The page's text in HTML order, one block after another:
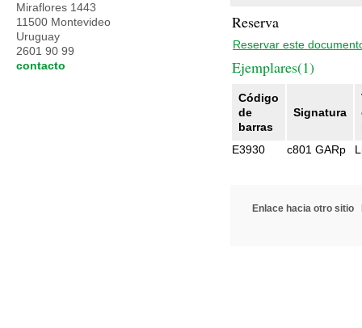
Reserva
Reservar este
Ejemplares(1)
Código
de
barras
Signatura
E3930
c801 GARp
Enlace hacia otro sitio
Miraflores 1443
11500 Montevideo
Uruguay
2601 90 99
contacto